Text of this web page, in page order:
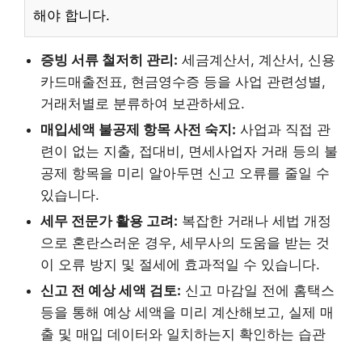
해야 합니다.
증빙 서류 철저히 관리: 세금계산서, 계산서, 신용
카드매출전표, 현금영수증 등을 사업 관련성별,
거래처별로 분류하여 보관하세요.
매입세액 불공제 항목 사전 숙지: 사업과 직접 관
련이 없는 지출, 접대비, 면세사업자 거래 등의 불
공제 항목을 미리 알아두면 신고 오류를 줄일 수
있습니다.
세무 전문가 활용 고려: 복잡한 거래나 세법 개정
으로 혼란스러운 경우, 세무사의 도움을 받는 것
이 오류 방지 및 절세에 효과적일 수 있습니다.
신고 전 예상 세액 검토: 신고 마감일 전에 홈택스
등을 통해 예상 세액을 미리 계산해보고, 실제 매
출 및 매입 데이터와 일치하는지 확인하는 습관